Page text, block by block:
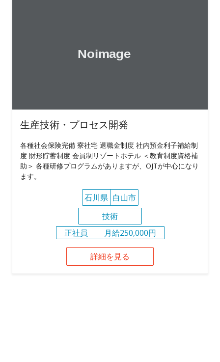
生産技術・プロセス開発
各種社会保険完備 寮社宅 退職金制度 社内預金利子補給制
度 財形貯蓄制度 会員制リゾートホテル ＜教育制度資格補
助＞ 各種研修プログラムがありますが、OJTが中心になり
ます。
石川県 白山市
技術
正社員
月給250,000円
詳細を見る